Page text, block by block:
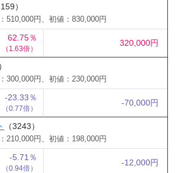
）
510,000円、初値：830,000円
62.75％
（1.63倍）
320,000円
300,000円、初値：230,000円
-23.33％
（0.77倍）
-70,000円
（3243）
210,000円、初値：198,000円
-5.71％
（0.94倍）
-12,000円